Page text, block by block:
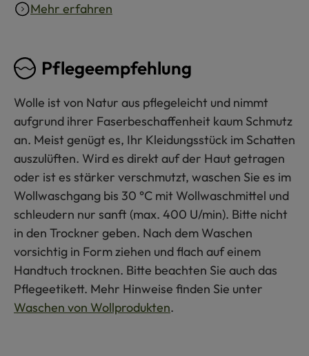
Mehr erfahren
Pflegeempfehlung
Wolle ist von Natur aus pflegeleicht und nimmt
aufgrund ihrer Faserbeschaffenheit kaum Schmutz
an. Meist genügt es, Ihr Kleidungsstück im Schatten
auszulüften. Wird es direkt auf der Haut getragen
oder ist es stärker verschmutzt, waschen Sie es im
Wollwaschgang bis 30 °C mit Wollwaschmittel und
schleudern nur sanft (max. 400 U/min). Bitte nicht
in den Trockner geben. Nach dem Waschen
vorsichtig in Form ziehen und flach auf einem
Handtuch trocknen. Bitte beachten Sie auch das
Pflegeetikett. Mehr Hinweise finden Sie unter
Waschen von Wollprodukten.